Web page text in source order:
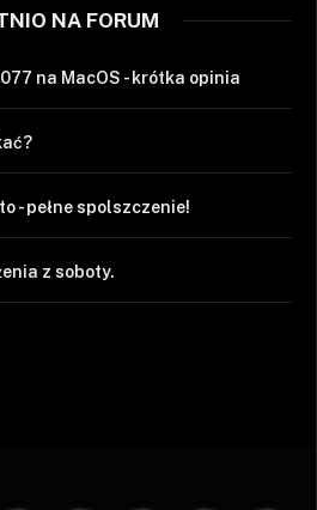
NA FORUM
na MacOS - krótka opinia
- pełne spolszczenie!
z soboty.